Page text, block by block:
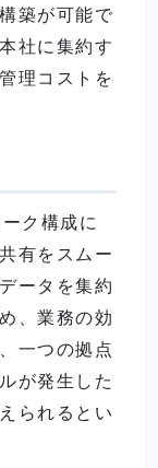
築が可能で
社に集約す
理コストを
ク構成に
有をスムー
ータを集約
、業務の効
一つの拠点
が発生した
られるとい